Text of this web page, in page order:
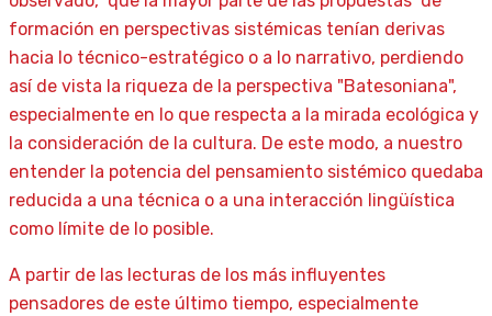
formación en perspectivas sistémicas tenían derivas
hacia lo técnico-estratégico o a lo narrativo, perdiendo
así de vista la riqueza de la perspectiva "Batesoniana",
especialmente en lo que respecta a la mirada ecológica y
la consideración de la cultura. De este modo, a nuestro
entender la potencia del pensamiento sistémico quedaba
reducida a una técnica o a una interacción lingüística
como límite de lo posible.
A partir de las lecturas de los más influyentes
pensadores de este último tiempo, especialmente